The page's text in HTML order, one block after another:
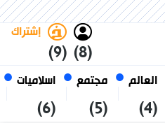
العالم
(4)
مجتمع
(5)
اسلاميات
(6)
(8)
إشتراك
(9)
الجزائر